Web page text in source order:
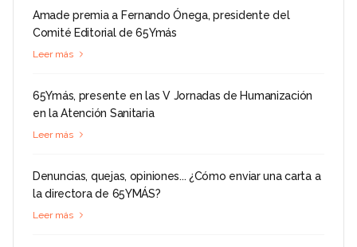
Amade premia a Fernando Ónega, presidente del
Comité Editorial de 65Ymás
Leer más
65Ymás, presente en las V Jornadas de Humanización
en la Atención Sanitaria
Leer más
Denuncias, quejas, opiniones... ¿Cómo enviar una carta a
la directora de 65YMÁS?
Leer más